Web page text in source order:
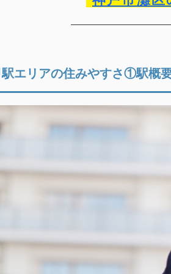
駅エリアの住みやすさ①駅概